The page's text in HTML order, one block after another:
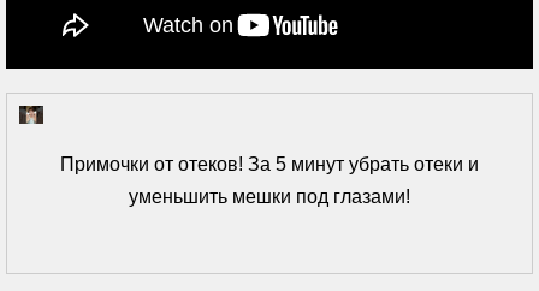
Примочки от отеков! За 5 минут убрать отеки и
уменьшить мешки под глазами!